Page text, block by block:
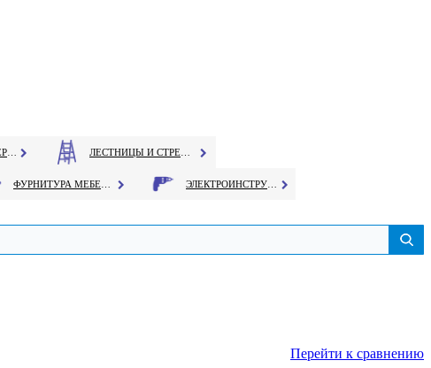
Перейти к сравнению